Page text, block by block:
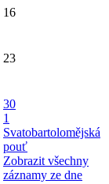
16
23
30
1
Svatobartolomějská
pouť
Zobrazit všechny
záznamy ze dne